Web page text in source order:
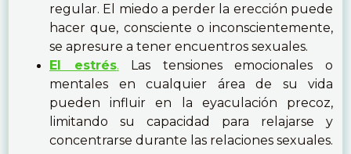
regular. El miedo a perder la erección puede
hacer que, consciente o inconscientemente,
se apresure a tener encuentros sexuales.
El estrés. Las tensiones emocionales o
mentales en cualquier área de su vida
pueden influir en la eyaculación precoz,
limitando su capacidad para relajarse y
concentrarse durante las relaciones sexuales.